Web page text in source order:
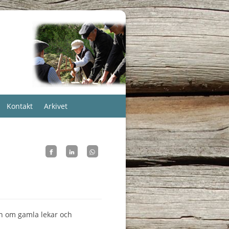
Kontakt Arkivet
om gamla lekar och